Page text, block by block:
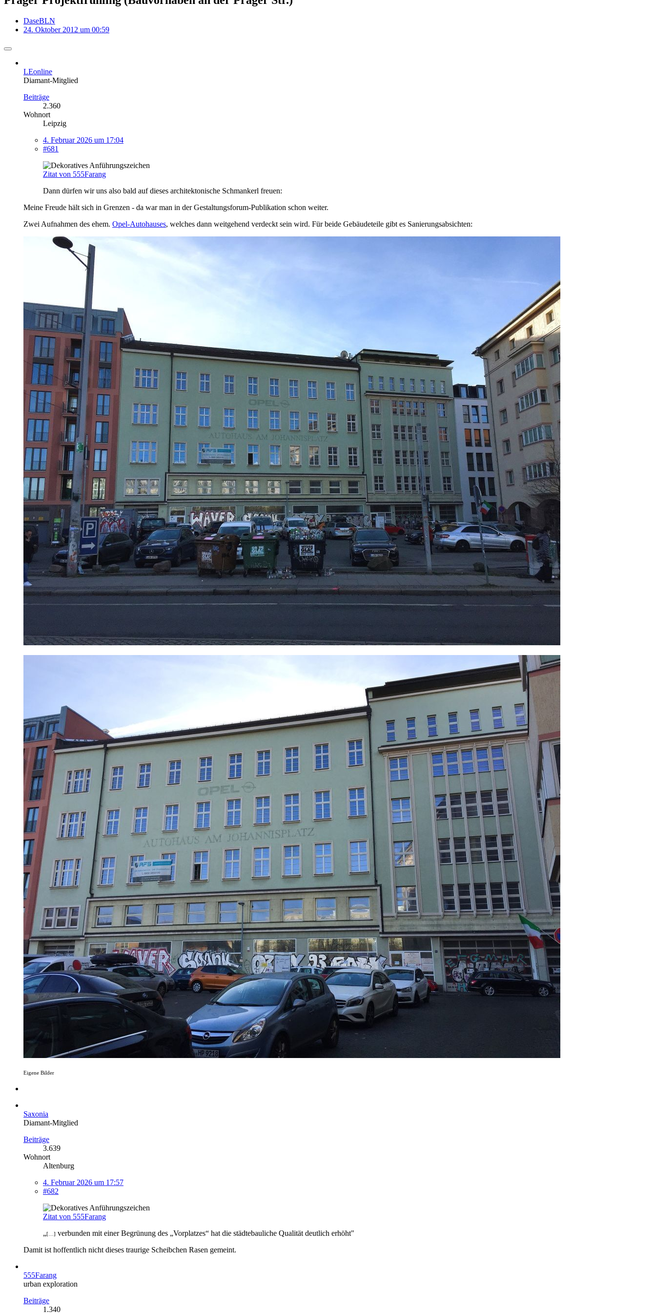
DaseBLN
24. Oktober 2012 um 00:59
LEonline
Diamant-Mitglied
Beiträge
2.360
Wohnort
Leipzig
4. Februar 2026 um 17:04
#681
Zitat von 555Farang
Dann dürfen wir uns also bald auf dieses architektonische Schmankerl freuen:
Meine Freude hält sich in Grenzen - da war man in der Gestaltungsforum-Publikation schon weiter.
Zwei Aufnahmen des ehem. Opel-Autohauses, welches dann weitgehend verdeckt sein wird. Für beide Gebäudeteile gibt es Sanierungsabsichten:
Eigene Bilder
Saxonia
Diamant-Mitglied
Beiträge
3.639
Wohnort
Altenburg
4. Februar 2026 um 17:57
#682
Zitat von 555Farang
„[…] verbunden mit einer Begrünung des „Vorplatzes“ hat die städtebauliche Qualität deutlich erhöht"
Damit ist hoffentlich nicht dieses traurige Scheibchen Rasen gemeint.
555Farang
urban exploration
Beiträge
1.340